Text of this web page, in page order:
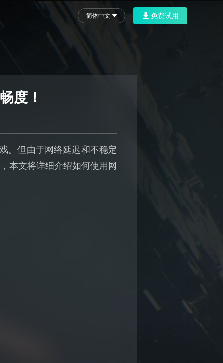
简体中文 免费试用
度！
。但由于网络延迟和不稳定
本文将详细介绍如何使用网